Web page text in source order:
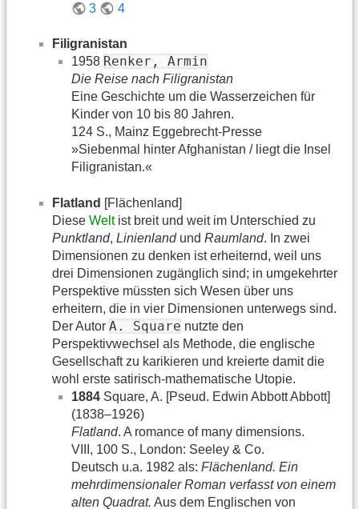
3
4
Filigranistan
1958 Renker, Armin
Die Reise nach Filigranistan
Eine Geschichte um die Wasserzeichen für
Kinder von 10 bis 80 Jahren.
124 S., Mainz Eggebrecht-Presse
»Siebenmal hinter Afghanistan / liegt die Insel
Filigranistan.«
Flatland [Flächenland]
Diese Weltist breit und weit im Unterschied zu
Punktland, Linienlandund Raumland. In zwei
Dimensionen zu denken ist erheiternd, weil uns
drei Dimensionen zugänglich sind; in umgekehrter
Perspektive müssten sich Wesen über uns
erheitern, die in vier Dimensionen unterwegs sind.
Der Autor A. Square nutzte den
Perspektivwechsel als Methode, die englische
Gesellschaft zu karikieren und kreierte damit die
wohl erste satirisch-mathematische Utopie.
1884 Square, A. [Pseud. Edwin Abbott Abbott]
(1838–1926)
Flatland. A romance of many dimensions.
VIII, 100 S., London: Seeley & Co.
Deutsch u.a. 1982 als: Flächenland. Ein
mehrdimensionaler Roman verfasst von einem
alten Quadrat. Aus dem Englischen von